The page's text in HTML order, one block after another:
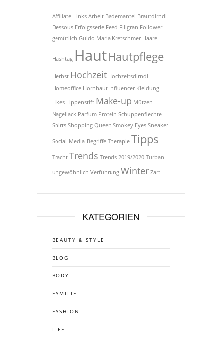
Affiliate-Links Arbeit Bademantel Brautdirndl
Dessous Erfolgsserie Feed Filigran Follower
gemütlich Guido Maria Kretschmer Haare
Hashtag HautHautpflege
Herbst Hochzeit Hochzeitsdirndl
Homeoffice Hornhaut Influencer Kleidung
Likes Lippenstift Make-up Mützen
Nagellack Parfum Protein Schuppenflechte
Shirts Shopping Queen Smokey Eyes Sneaker
Social-Media-Begriffe Therapie Tipps
Tracht Trends Trends 2019/2020 Turban
ungewöhnlich Verführung Winter Zart
KATEGORIEN
BEAUTY & STYLE
BLOG
BODY
FAMILIE
FASHION
LIFE